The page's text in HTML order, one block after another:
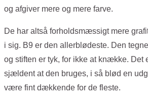
og afgiver mere og mere farve.
De har altså forholdsmæssigt mere
i sig. B9 er den allerblødeste. Den
og stiften er tyk, for ikke at knække. Det
sjældent at den bruges, i så blød en
være fint dækkende for de fleste.